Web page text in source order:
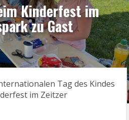
Kinderfest im
zu Gast
Tag des Kindes
im Zeitzer